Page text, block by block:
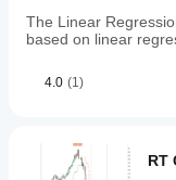
informed
decision-
The Linear
based on linear
4.0 (1)
RT